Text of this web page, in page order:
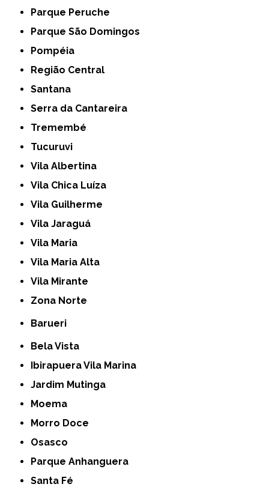
Parque Peruche
Parque São Domingos
Pompéia
Região Central
Santana
Serra da Cantareira
Tremembé
Tucuruvi
Vila Albertina
Vila Chica Luíza
Vila Guilherme
Vila Jaraguá
Vila Maria
Vila Maria Alta
Vila Mirante
Zona Norte
Barueri
Bela Vista
Ibirapuera Vila Marina
Jardim Mutinga
Moema
Morro Doce
Osasco
Parque Anhanguera
Santa Fé